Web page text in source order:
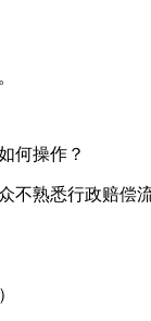
何操作？
熟悉行政赔